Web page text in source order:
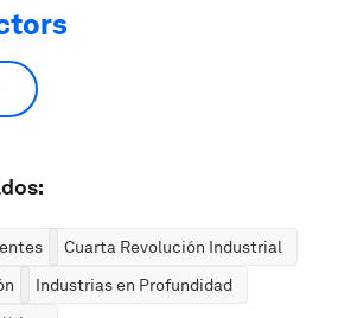
Cuarta Revolución Industrial
Industrias en Profundidad